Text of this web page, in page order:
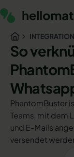
So
PhantomBuster
Teams, mit dem
und E-Mails
versendet